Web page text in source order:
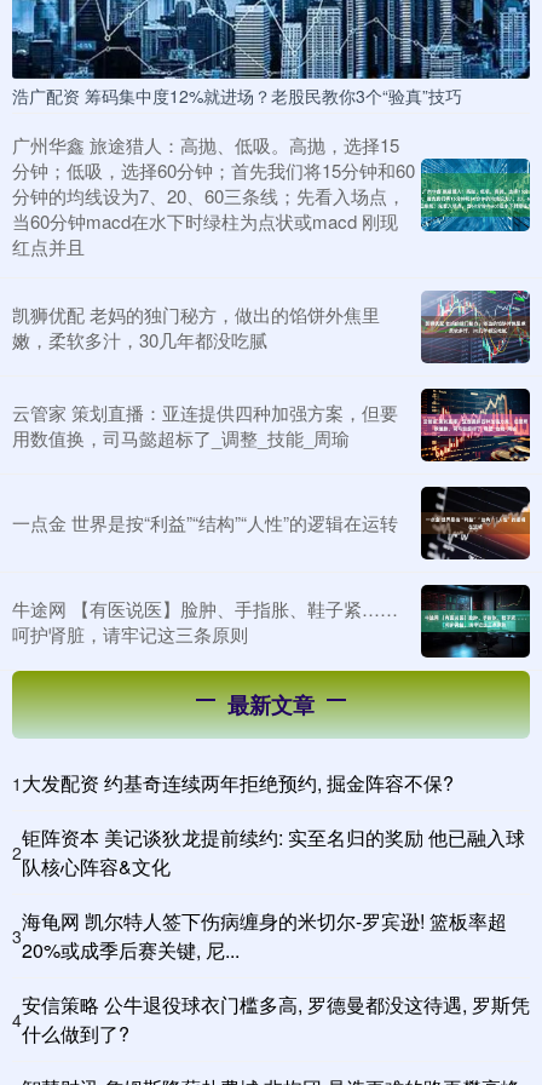
浩广配资 筹码集中度12%就进场？老股民教你3个“验真”技巧
广州华鑫 旅途猎人：高抛、低吸。高抛，选择15
分钟；低吸，选择60分钟；首先我们将15分钟和60
分钟的均线设为7、20、60三条线；先看入场点，
当60分钟macd在水下时绿柱为点状或macd 刚现
红点并且
凯狮优配 老妈的独门秘方，做出的馅饼外焦里
嫩，柔软多汁，30几年都没吃腻
云管家 策划直播：亚连提供四种加强方案，但要
用数值换，司马懿超标了_调整_技能_周瑜
一点金 世界是按“利益”“结构”“人性”的逻辑在运转
牛途网 【有医说医】脸肿、手指胀、鞋子紧……
呵护肾脏，请牢记这三条原则
最新文章
1 大发配资 约基奇连续两年拒绝预约, 掘金阵容不保?
2
钜阵资本 美记谈狄龙提前续约: 实至名归的奖励 他已融入球
队核心阵容&文化
3
海龟网 凯尔特人签下伤病缠身的米切尔-罗宾逊! 篮板率超
20%或成季后赛关键, 尼...
4
安信策略 公牛退役球衣门槛多高, 罗德曼都没这待遇, 罗斯凭
什么做到了?